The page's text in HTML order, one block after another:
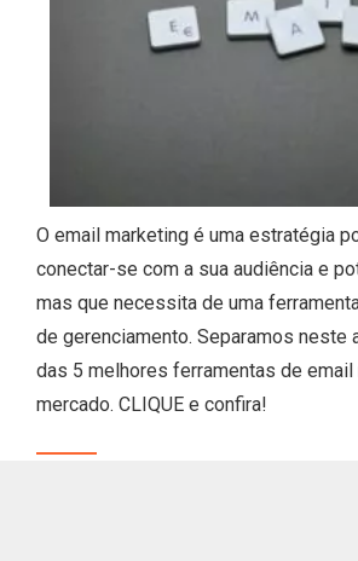
O email marketing é uma estratégia
conectar-se com a sua audiência e
mas que necessita de uma
de gerenciamento. Separamos neste
das 5 melhores ferramentas de email
mercado. CLIQUE e confira!